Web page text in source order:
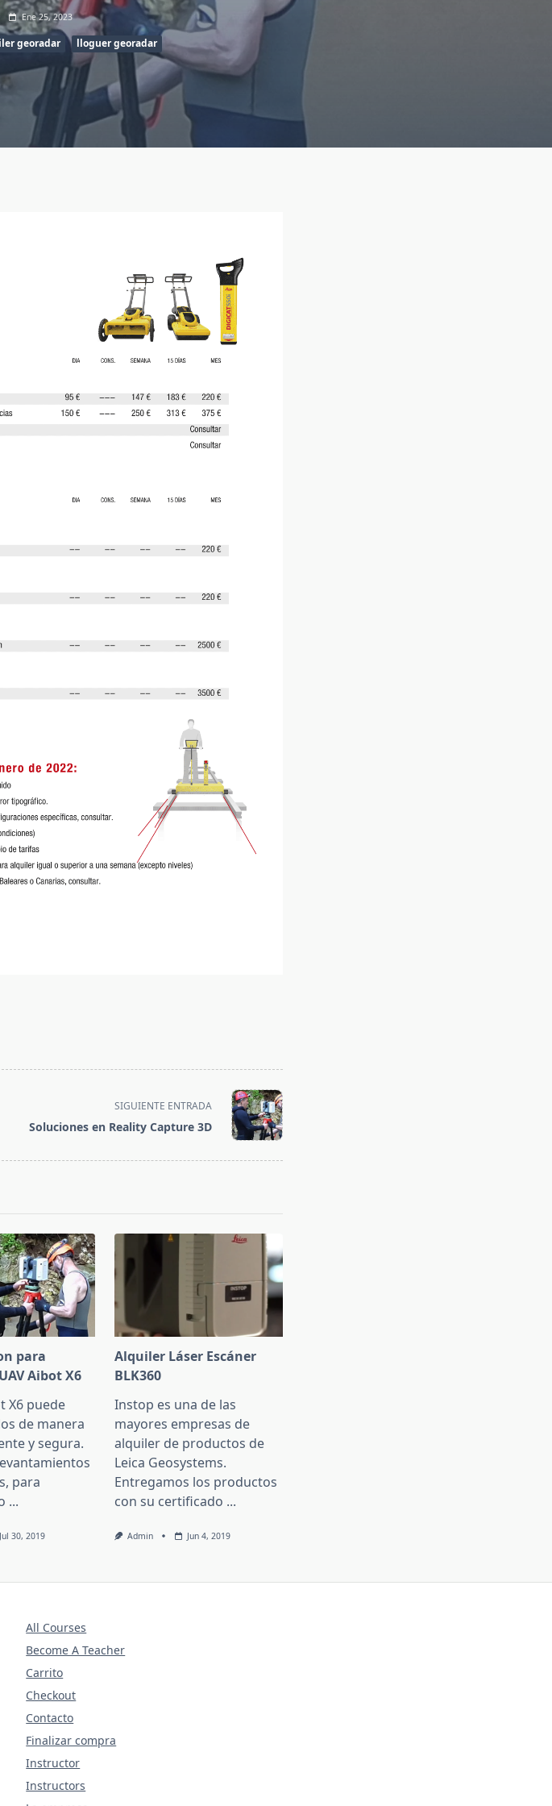
Ene 25, 2023
georadar lloguer georadar
SIGUIENTE ENTRADA
Soluciones en Reality Capture 3D
para
Aibot X6
X6 puede
de manera
y segura.
para
...
Jul 30, 2019
Alquiler Láser Escáner
BLK360
Instop es una de las
mayores empresas de
alquiler de productos de
Leica Geosystems.
Entregamos los productos
con su certificado ...
Admin Jun 4, 2019
All Courses
Become A Teacher
Carrito
Checkout
Contacto
Finalizar compra
Instructor
Instructors